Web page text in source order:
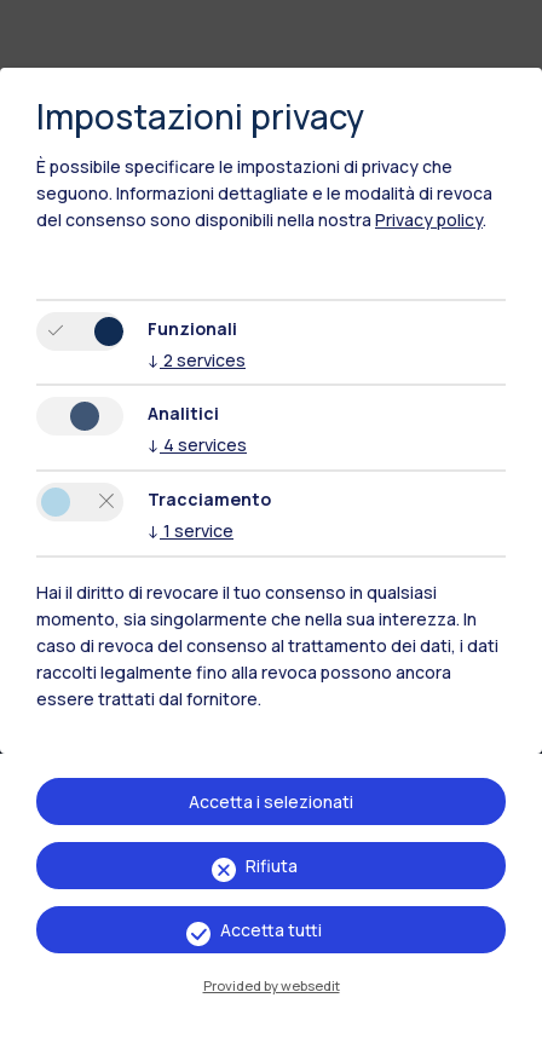
Polimi Community
Tutti i siti dell’ecosistema
Residenze
IT EN
Sedi
Milano Leonardo
Impostazioni privacy
È possibile specificare le impostazioni di privacy che
seguono. Informazioni dettagliate e le modalità di revoca
del consenso sono disponibili nella nostra Privacy policy.
Funzionali
↓ 2 services
Analitici
↓ 4 services
Tracciamento
↓ 1 service
Hai il diritto di revocare il tuo consenso in qualsiasi
momento, sia singolarmente che nella sua interezza. In
caso di revoca del consenso al trattamento dei dati, i dati
raccolti legalmente fino alla revoca possono ancora
essere trattati dal fornitore.
Rifiuta
Accetta i selezionati
Accetta tutti
Provided by websedit